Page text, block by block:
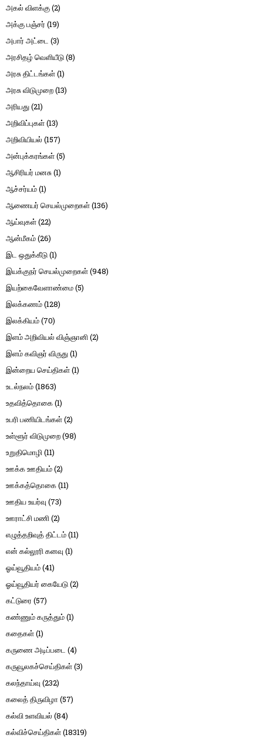
அகல் விளக்கு(2)
அக்கு பஞ்சர் (19)
அபார் அட்டை (3)
அரசிதழ் வெளியீடு(8)
அரசு திட்டங்கள்(1)
அரசு விடுமுறை(13)
அரியது(21)
அறிவிப்புகள்(13)
அறிவியியல் (157)
அன்புக்கரங்கள்(5)
ஆசிரியர் மனசு(1)
ஆச்சர்யம்(1)
ஆணையர் செயல்முறைகள்(136)
ஆய்வுகள்(22)
ஆன்மீகம்(26)
இட ஒதுக்கீடு(1)
இயக்குநர் செயல்முறைகள்(948)
இயற்கைவேளாண்மை(5)
இலக்கணம்(128)
இலக்கியம்(70)
இளம் அறிவியல் விஞ்ஞானி(2)
இளம் கவிஞர் விருது(1)
இன்றைய செய்திகள்(1)
உடல்நலம்(1863)
உதவித்தொகை(1)
உபரி பணியிடங்கள்(2)
உள்ளூர் விடுமுறை(98)
உறுதிமொழி(11)
ஊக்க ஊதியம்(2)
ஊக்கத்தொகை(11)
ஊதிய உயர்வு (73)
ஊராட்சி மணி(2)
எழுத்தறிவுத் திட்டம்(11)
என் கல்லூரி கனவு (1)
ஓய்வூதியம்(41)
ஓய்வூதியர் கையேடு(2)
கட்டுரை (57)
கண்ணும் கருத்தும்(1)
கதைகள்(1)
கருணை அடிப்படை (4)
கருவூலகச்செய்திகள்(3)
கலந்தாய்வு (232)
கலைத் திருவிழா (57)
கல்வி உளவியல் (84)
கல்விச்செய்திகள்(18319)